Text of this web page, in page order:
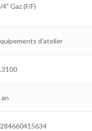
4" Gaz (F/F)
d'atelier
an